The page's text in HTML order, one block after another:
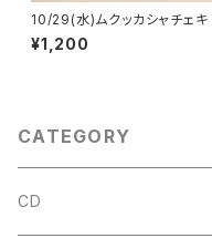
10/29(水)ムクッカシャチェキ
¥1,200
CATEGORY
CD